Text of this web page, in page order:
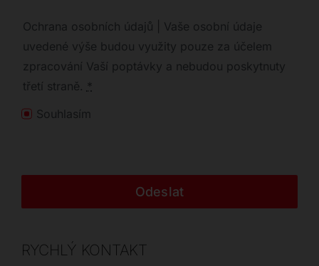
Ochrana osobních údajů | Vaše osobní údaje
uvedené výše budou využity pouze za účelem
zpracování Vaší poptávky a nebudou poskytnuty
třetí straně. *
Souhlasím
Odeslat
RYCHLÝ KONTAKT